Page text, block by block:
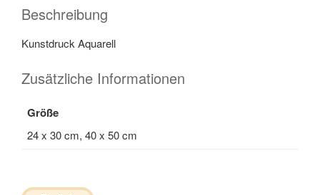
Beschreibung
Kunstdruck Aquarell
Zusätzliche Informationen
Größe
24 x 30 cm, 40 x 50 cm